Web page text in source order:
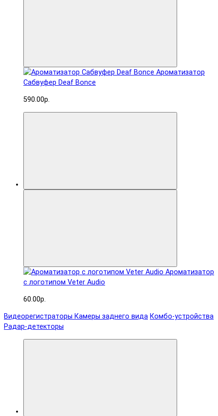
Ароматизатор
Сабвуфер Deaf Bonce
590.00р.
Ароматизатор
с логотипом Veter Audio
60.00р.
Видеорегистраторы Камеры заднего вида Комбо-устройства
Радар-детекторы